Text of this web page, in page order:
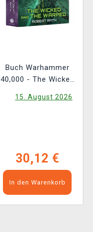
Buch Warhammer
40,000 - The Wicked
15. August 2026
30,12 €
In den Warenkorb